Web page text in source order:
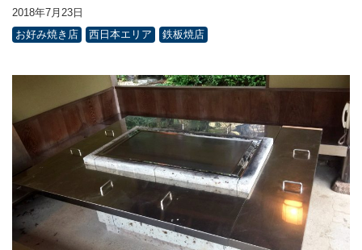
2018年7月23日
お好み焼き店
西日本エリア 鉄板焼店